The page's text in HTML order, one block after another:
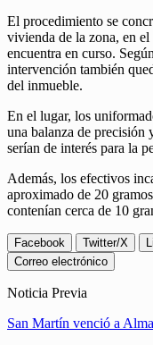
El procedimiento se
vivienda de la zona, en
encuentra en curso.
intervención también
del inmueble.
En el lugar, los
una balanza de precisión
serían de interés para la
Además, los efectivos
aproximado de 20
contenían cerca de 10
Facebook Twitter/X
Correo electrónico
Noticia Previa
San Martín venció a